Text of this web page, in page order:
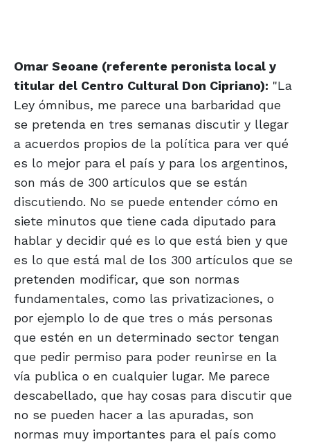
Omar Seoane (referente peronista local y
titular del Centro Cultural Don Cipriano): "La
Ley ómnibus, me parece una barbaridad que
se pretenda en tres semanas discutir y llegar
a acuerdos propios de la política para ver qué
es lo mejor para el país y para los argentinos,
son más de 300 artículos que se están
discutiendo. No se puede entender cómo en
siete minutos que tiene cada diputado para
hablar y decidir qué es lo que está bien y que
es lo que está mal de los 300 artículos que se
pretenden modificar, que son normas
fundamentales, como las privatizaciones, o
por ejemplo lo de que tres o más personas
que estén en un determinado sector tengan
que pedir permiso para poder reunirse en la
vía publica o en cualquier lugar. Me parece
descabellado, que hay cosas para discutir que
no se pueden hacer a las apuradas, son
normas muy importantes para el país como